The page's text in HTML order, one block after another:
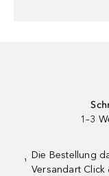
1–3
¹
Die Bestellung
Versandart Click